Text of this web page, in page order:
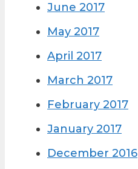
June 2017
May 2017
April 2017
March 2017
February 2017
January 2017
December 2016